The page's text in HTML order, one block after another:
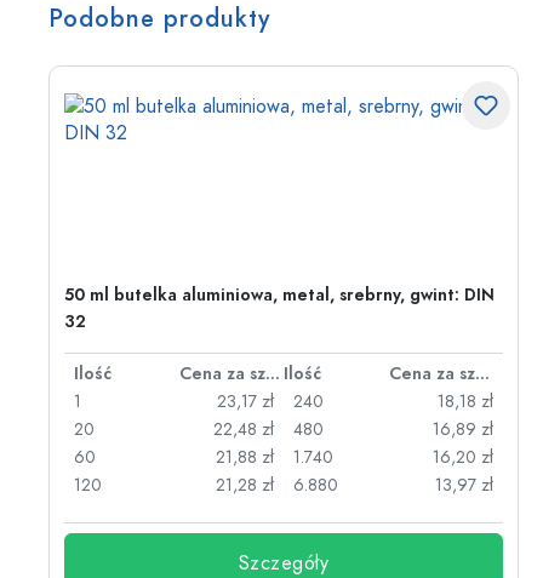
Podobne produkty
50 ml butelka aluminiowa, metal, srebrny, gwint: DIN
32
Ilość Cena za sztukę Ilość
Cena za sztukę
1
23,17 zł
20
22,48 zł
60
21,88 zł
120
21,28 zł
240
18,18 zł
480
16,89 zł
1.740
16,20 zł
6.880
13,97 zł
Szczegóły